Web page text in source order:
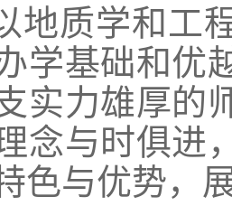
地质学和工
学基础和优
实力雄厚的
念与时俱进
色与优势，